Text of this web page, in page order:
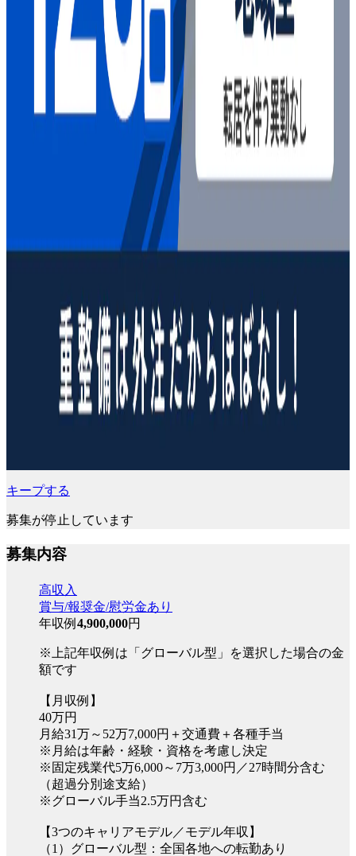
キープする
募集が停止しています
募集内容
高収入
賞与/報奨金/慰労金あり
年収例 4,900,000円
※上記年収例は「グローバル型」を選択した場合の金
額です
【月収例】
40万円
月給31万～52万7,000円＋交通費＋各種手当
※月給は年齢・経験・資格を考慮し決定
※固定残業代5万6,000～7万3,000円／27時間分含む
（超過分別途支給）
※グローバル手当2.5万円含む
【3つのキャリアモデル／モデル年収】
（1）グローバル型：全国各地への転勤あり